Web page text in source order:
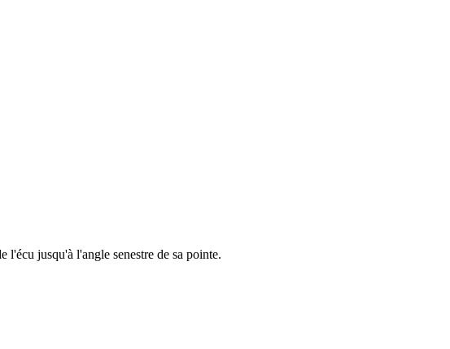
l'écu jusqu'à l'angle senestre de sa pointe.